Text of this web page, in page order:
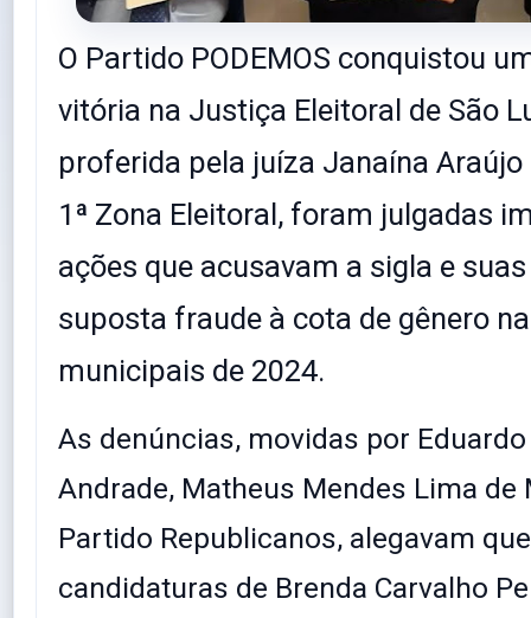
O Partido PODEMOS conquistou
vitória na Justiça Eleitoral de São
proferida pela juíza Janaína Araújo
1ª Zona Eleitoral, foram julgadas
ações que acusavam a sigla e
suposta fraude à cota de gênero
municipais de 2024.
As denúncias, movidas por
Andrade, Matheus Mendes Lima de
Partido Republicanos, alegavam
candidaturas de Brenda Carvalho